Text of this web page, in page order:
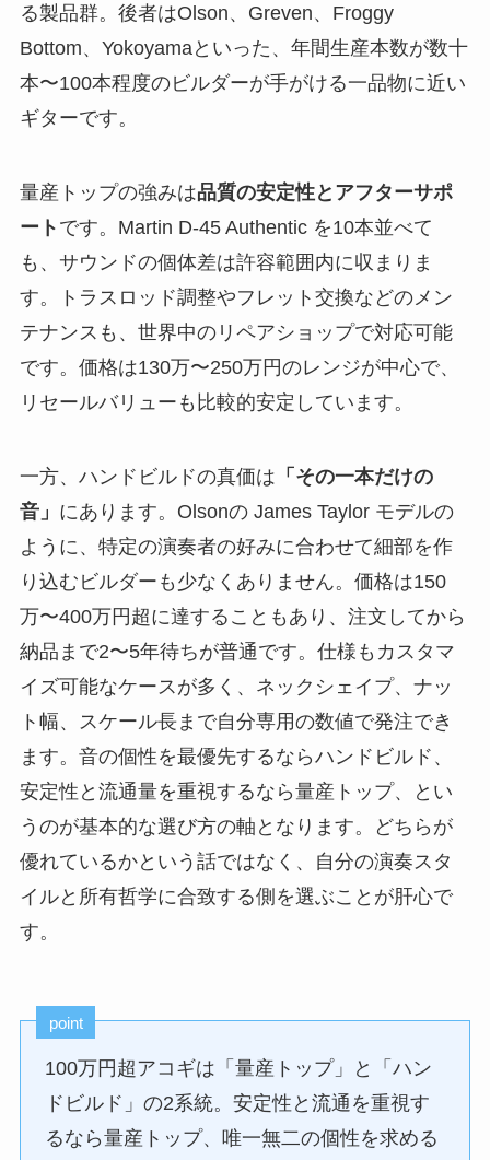
る製品群。後者はOlson、Greven、Froggy
Bottom、Yokoyamaといった、年間生産本数が数十
本〜100本程度のビルダーが手がける一品物に近い
ギターです。
量産トップの強みは品質の安定性とアフターサポ
ート です。Martin D-45 Authentic を10本並べて
も、サウンドの個体差は許容範囲内に収まりま
す。トラスロッド調整やフレット交換などのメン
テナンスも、世界中のリペアショップで対応可能
です。価格は130万〜250万円のレンジが中心で、
リセールバリューも比較的安定しています。
一方、ハンドビルドの真価は 「その一本だけの
音」 にあります。Olsonの James Taylor モデルの
ように、特定の演奏者の好みに合わせて細部を作
り込むビルダーも少なくありません。価格は150
万〜400万円超に達することもあり、注文してから
納品まで2〜5年待ちが普通です。仕様もカスタマ
イズ可能なケースが多く、ネックシェイプ、ナッ
ト幅、スケール長まで自分専用の数値で発注でき
ます。 音の個性を最優先するならハンドビルド、
安定性と流通量を重視するなら量産トップ、とい
うのが基本的な選び方の軸となります。
どちらが
優れているかという話ではなく、自分の演奏スタ
イルと所有哲学に合致する側を選ぶことが肝心で
す。
point
100万円超アコギは「量産トップ」と「ハン
ドビルド」の2系統。安定性と流通を重視す
るなら量産トップ、唯一無二の個性を求める